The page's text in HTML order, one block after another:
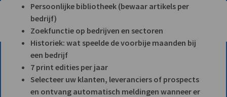
Persoonlijke bibliotheek (bewaar artikels per
bedrijf)
Zoekfunctie op bedrijven en sectoren
Historiek: wat speelde de voorbije maanden bij
een bedrijf
7 print edities per jaar
Selecteer uw klanten, leveranciers of prospects
en ontvang automatisch meldingen wanneer er